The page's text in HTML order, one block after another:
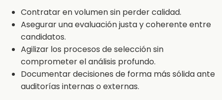
Contratar en volumen sin perder calidad.
Asegurar una evaluación justa y coherente entre
candidatos.
Agilizar los procesos de selección sin
comprometer el análisis profundo.
Documentar decisiones de forma más sólida ante
auditorías internas o externas.